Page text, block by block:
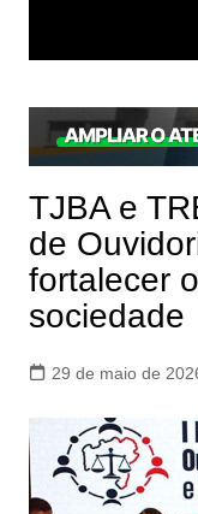
TJBA e
de
fortalecer
sociedade
29 de maio de